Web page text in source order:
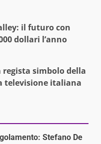
il futuro con
dollari l’anno
simbolo della
televisione italiana
Stefano De